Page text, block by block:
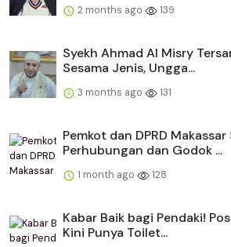
2 months ago 139
Syekh Ahmad Al Misry
Sesama Jenis, Ungga...
3 months ago 131
Pemkot dan DPRD
Perhubungan dan Godok ...
1 month ago 128
Kabar Baik bagi Pendaki!
Kini Punya Toilet...